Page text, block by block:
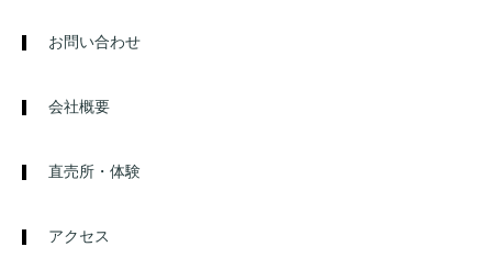
お問い合わせ
会社概要
直売所・体験
アクセス